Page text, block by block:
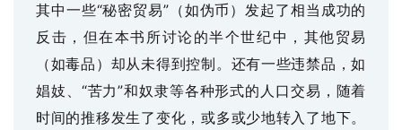
其中一些“秘密贸易”（如伪币）发起了相当成功的
反击，但在本书所讨论的半个世纪中，其他贸易
（如毒品）却从未得到控制。还有一些违禁品，如
娼妓、“苦力”和奴隶等各种形式的人口交易，随着
时间的推移发生了变化，或多或少地转入了地下。